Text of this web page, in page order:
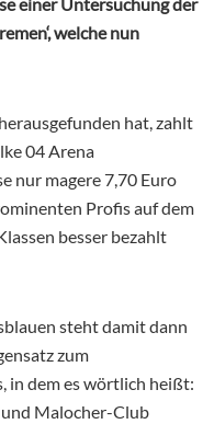
welche nun
hat, zahlt
04 Arena
nur magere 7,70 Euro
Profis auf dem
besser bezahlt
steht damit dann
zum
in dem es wörtlich heißt:
und Malocher-Club